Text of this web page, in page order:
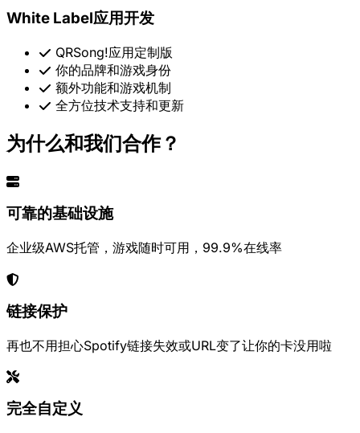
White Label应用开发
QRSong!应用定制版
你的品牌和游戏身份
额外功能和游戏机制
全方位技术支持和更新
为什么和我们合作？
可靠的基础设施
企业级AWS托管，游戏随时可用，99.9%在线率
链接保护
再也不用担心Spotify链接失效或URL变了让你的卡没用啦
完全自定义